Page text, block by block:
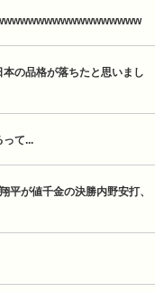
本の品格が落ちたと思いまし
って...
平が値千金の決勝内野安打、